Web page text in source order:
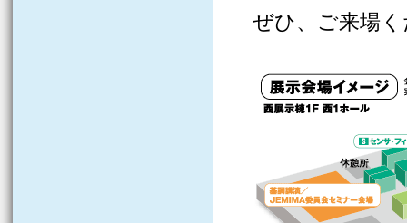
ぜひ、ご来場